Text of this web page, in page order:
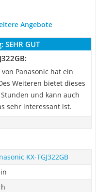
Angebote
SEHR GUT
von Panasonic hat ein
Weiteren bietet dieses
und kann auch
sehr interessant ist.
KX-TGJ322GB